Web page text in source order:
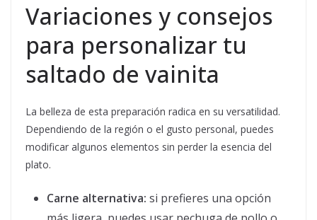
Variaciones y consejos
para personalizar tu
saltado de vainita
La belleza de esta preparación radica en su versatilidad.
Dependiendo de la región o el gusto personal, puedes
modificar algunos elementos sin perder la esencia del
plato.
Carne alternativa: si prefieres una opción